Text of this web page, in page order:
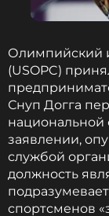
Олимпийский
(USOPC)
Снуп Догга
заявлении,
службой
должность
спортсменов